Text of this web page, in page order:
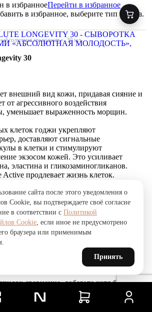
в избранноеПерейти в избранное
в избранное, выберите тип товара.
молодость», 30 мл
30
внешний вид кожи, придавая сияние и
от агрессивного воздействия
уменьшает выраженность морщин.
клеток годжи укрепляют
доставляют сигнальные
в клетки и стимулируют
экзосом кожей. Это усиливает
эластина и гликозаминогликанов.
Active продлевает жизнь клеток.
восстанавливает и усиливает связи
и внеклеточным матриксом,
коллагена I и VI типов, обеспечивая
эпидермиса и дермы, что приводит к
морщин. Стволовые клетки
поддерживают и
кожи к агрессивным
среды и преждевременному
барьерные свойства.
сравнение, добавьте хотя бы ещё
сайта после этого уведомления о
Cookie, вы подтверждаете своё согласие
в соответствии с Политикой
Cookie, если иное не предусмотрено
браузера или применимым
Принять